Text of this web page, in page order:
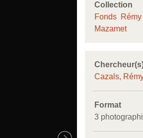
Collection
Fonds
Mazamet
Cazals,
Format
3